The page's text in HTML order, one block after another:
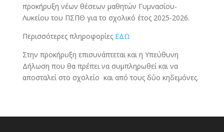
προκήρυξη νέων θέσεων μαθητών Γυμνασίου-
Λυκείου του ΠΣΠΘ για το σχολικό έτος 2025-2026.
Περισσότερες πληροφορίες ΕΔΩ
Στην προκήρυξη επισυνάπτεται και η Υπεύθυνη
Δήλωση που θα πρέπει να συμπληρωθεί και να
αποσταλεί στο σχολείο και από τους δύο κηδεμόνες.